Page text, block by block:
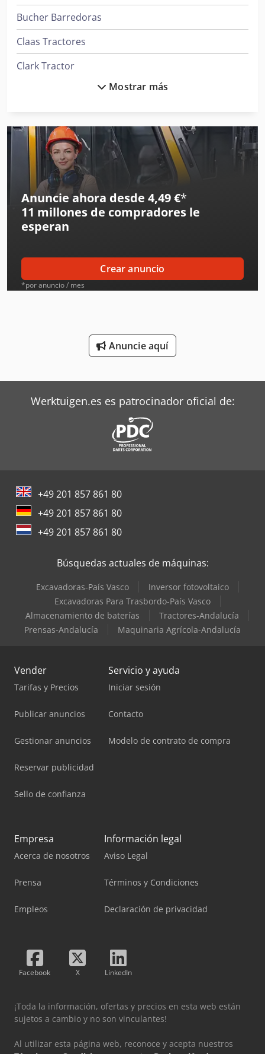
Bucher Barredoras
Claas Tractores
Clark Tractor
Daikin Aires Acondicionados
Deutz Tractores
Donaldson Filtros
Ge Ultrasonido
Hp Impresoras
Ingersoll Rand Compresores
Ingersoll Rand Herramientas
Iveco Volquetes
Mafi Tractor
Oms Flejadoras
Siemens Motores Eléctricos
Terberg Tractor
Trane Aires Acondicionados
Mostrar más
Anuncie ahora desde 4,49 €*
11 millones de compradores le
esperan
Crear anuncio
*por anuncio / mes
Anuncie aquí
Werktuigen.es es patrocinador oficial de:
+49 201 857 861 80
+49 201 857 861 80
+49 201 857 861 80
Búsquedas actuales de máquinas:
Excavadoras-País Vasco
Inversor fotovoltaico
Excavadoras Para Trasbordo-País Vasco
Almacenamiento de baterías
Tractores-Andalucía
Prensas-Andalucía
Maquinaria Agrícola-Andalucía
Vender
Tarifas y Precios
Publicar anuncios
Gestionar anuncios
Reservar publicidad
Sello de confianza
Servicio y ayuda
Iniciar sesión
Contacto
Modelo de contrato de compra
Empresa
Acerca de nosotros
Prensa
Empleos
Información legal
Aviso Legal
Términos y Condiciones
Declaración de privacidad
Facebook X LinkedIn
¡Toda la información, ofertas y precios en esta web están
sujetos a cambio y no son vinculantes!
Al utilizar esta página web, reconoce y acepta nuestros